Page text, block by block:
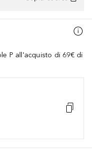
P all'acquisto di 69€ di